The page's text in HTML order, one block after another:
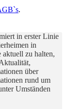
.
in erster Linie
in
aktuell zu halten,
über
rund um
Umständen